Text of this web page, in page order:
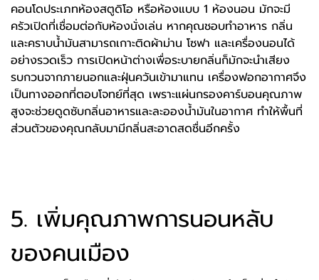
คอนโดประเภทห้องสตูดิโอ หรือห้องแบบ 1 ห้องนอน มักจะมี
ครัวเปิดที่เชื่อมต่อกับห้องนั่งเล่น หากคุณชอบทำอาหาร กลิ่น
และคราบน้ำมันสามารถเกาะติดผ้าม่าน โซฟา และเครื่องนอนได้
อย่างรวดเร็ว การเปิดหน้าต่างเพื่อระบายกลิ่นก็มักจะนำเสียง
รบกวนจากภายนอกและฝุ่นควันเข้ามาแทน เครื่องฟอกอากาศจึง
เป็นทางออกที่ตอบโจทย์ที่สุด เพราะแผ่นกรองคาร์บอนคุณภาพ
สูงจะช่วยดูดซับกลิ่นอาหารและละอองน้ำมันในอากาศ ทำให้พื้นที่
ส่วนตัวของคุณกลับมามีกลิ่นสะอาดสดชื่นอีกครั้ง
5. เพิ่มคุณภาพการนอนหลับ
ของคนเมือง